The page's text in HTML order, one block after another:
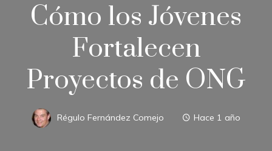
Cómo los Jóvenes
Fortalecen
Proyectos de ONG
Régulo Fernández Comejo Hace 1 año